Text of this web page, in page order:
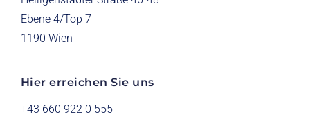
Ebene 4/Top 7
1190 Wien
Hier erreichen Sie uns
+43 660 922 0 555